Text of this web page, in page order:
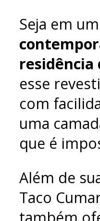
Seja em um
residência
esse
com
uma
que é
Além de
Taco